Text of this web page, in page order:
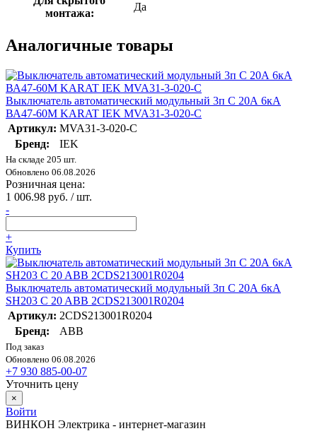
монтажа:
Да
Аналогичные товары
Выключатель автоматический модульный 3п C 20А 6кА
ВА47-60M KARAT IEK MVA31-3-020-C
Артикул: MVA31-3-020-C
Бренд:
IEK
На складе 205 шт.
Обновлено 06.08.2026
Розничная цена:
1 006.98 руб. / шт.
-
+
Купить
Выключатель автоматический модульный 3п C 20А 6кА
SH203 C 20 ABB 2CDS213001R0204
Артикул: 2CDS213001R0204
Бренд:
ABB
Под заказ
Обновлено 06.08.2026
+7 930 885-00-07
Уточнить цену
×
Войти
ВИНКОН Электрика - интернет-магазин